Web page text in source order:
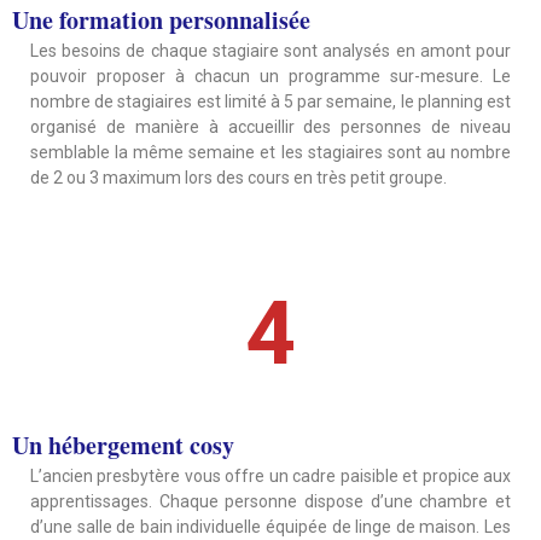
Une formation personnalisée
Les besoins de chaque stagiaire sont analysés en amont pour
pouvoir proposer à chacun un programme sur-mesure. Le
nombre de stagiaires est limité à 5 par semaine, le planning est
organisé de manière à accueillir des personnes de niveau
semblable la même semaine et les stagiaires sont au nombre
de 2 ou 3 maximum lors des cours en très petit groupe.
4
Un hébergement cosy
L’ancien presbytère vous offre un cadre paisible et propice aux
apprentissages. Chaque personne dispose d’une chambre et
d’une salle de bain individuelle équipée de linge de maison. Les